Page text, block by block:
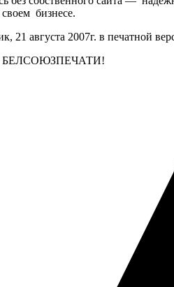
бизнесе.
августа 2007г. в печатной
БЕЛСОЮЗПЕЧАТИ!